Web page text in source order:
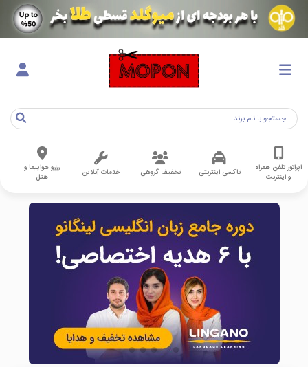
اپراتور تلفن همراه
و اینترنت
تاکسی اینترنتی تخفیف گروهی خدمات آنلاین
رزرو هواپیما و
هتل